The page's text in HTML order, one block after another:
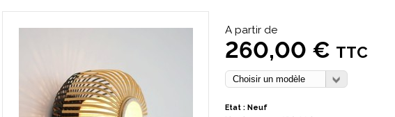
A partir de
260,00 € TTC
Etat : Neuf